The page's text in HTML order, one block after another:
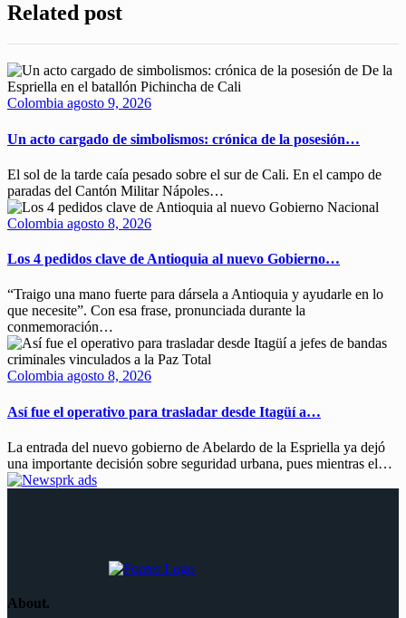
Related post
Colombia agosto 9, 2026
Un acto cargado de simbolismos: crónica de la posesión…
El sol de la tarde caía pesado sobre el sur de Cali. En el campo de
paradas del Cantón Militar Nápoles…
Colombia agosto 8, 2026
Los 4 pedidos clave de Antioquia al nuevo Gobierno…
“Traigo una mano fuerte para dársela a Antioquia y ayudarle en lo
que necesite”. Con esa frase, pronunciada durante la
conmemoración…
Colombia agosto 8, 2026
Así fue el operativo para trasladar desde Itagüí a…
La entrada del nuevo gobierno de Abelardo de la Espriella ya dejó
una importante decisión sobre seguridad urbana, pues mientras el…
About.